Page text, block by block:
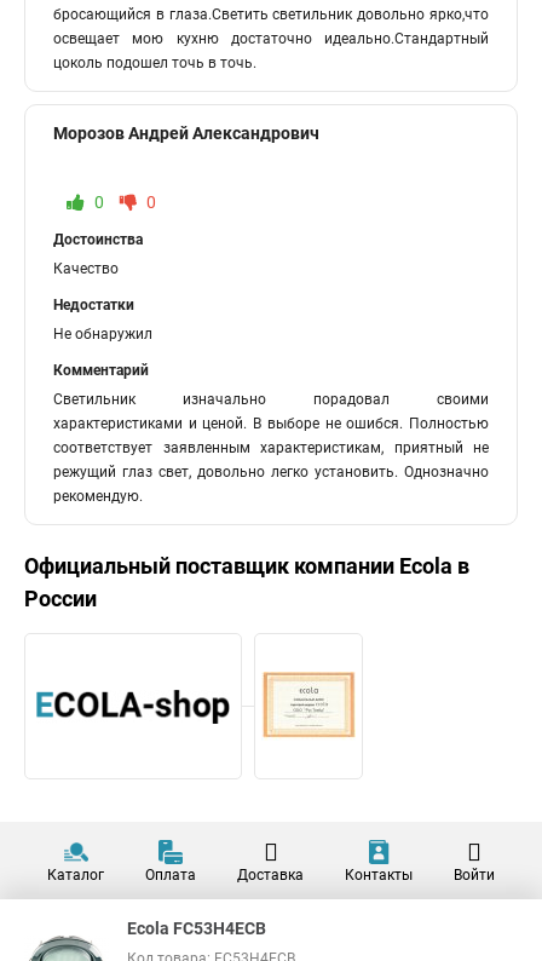
бросающийся в глаза.Светить светильник довольно ярко,что
освещает мою кухню достаточно идеально.Стандартный
цоколь подошел точь в точь.
Морозов Андрей Александрович
0 0
Достоинства
Качество
Недостатки
Не обнаружил
Комментарий
Светильник изначально порадовал своими
характеристиками и ценой. В выборе не ошибся. Полностью
соответствует заявленным характеристикам, приятный не
режущий глаз свет, довольно легко установить. Однозначно
рекомендую.
Официальный поставщик компании Ecola в
России
Каталог Оплата Доставка Контакты Войти
Ecola FC53H4ECB